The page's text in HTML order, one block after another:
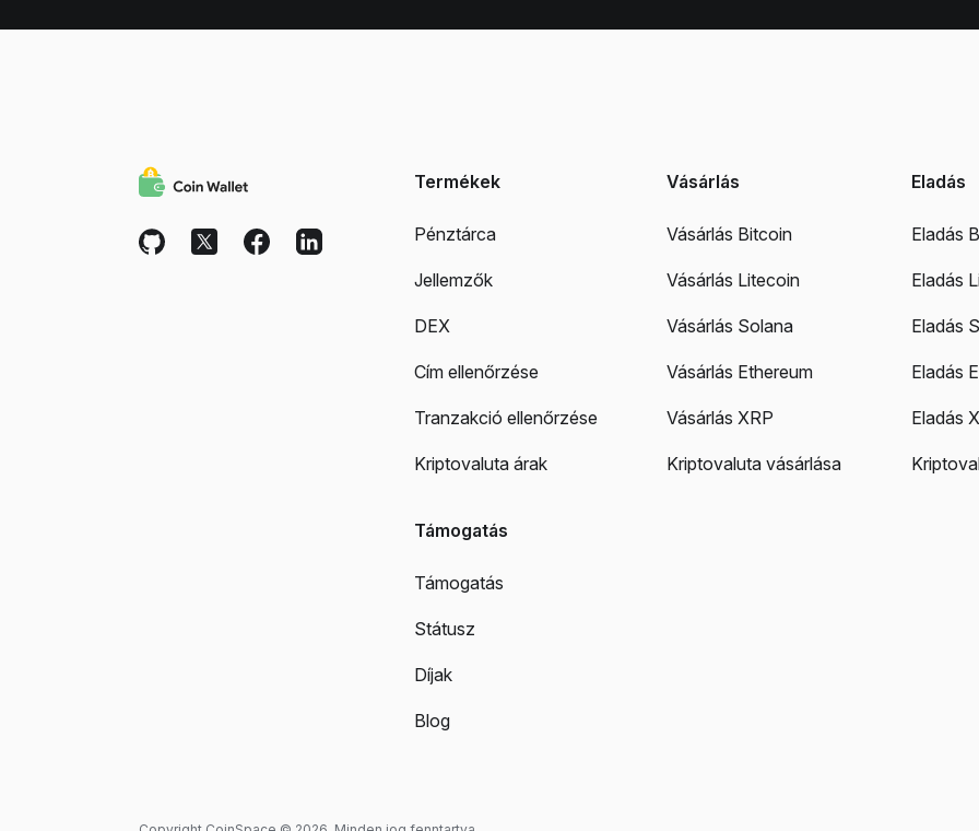
Termékek
Pénztárca
Jellemzők
DEX
Cím ellenőrzése
Tranzakció ellenőrzése
Kriptovaluta árak
Vásárlás
Vásárlás Bitcoin
Vásárlás Litecoin
Vásárlás Solana
Vásárlás Ethereum
Vásárlás XRP
Kriptovaluta vásárlása
Eladás
Eladás
Eladás
Eladás
Eladás
Eladás
Támogatás
Támogatás
Státusz
Díjak
Blog